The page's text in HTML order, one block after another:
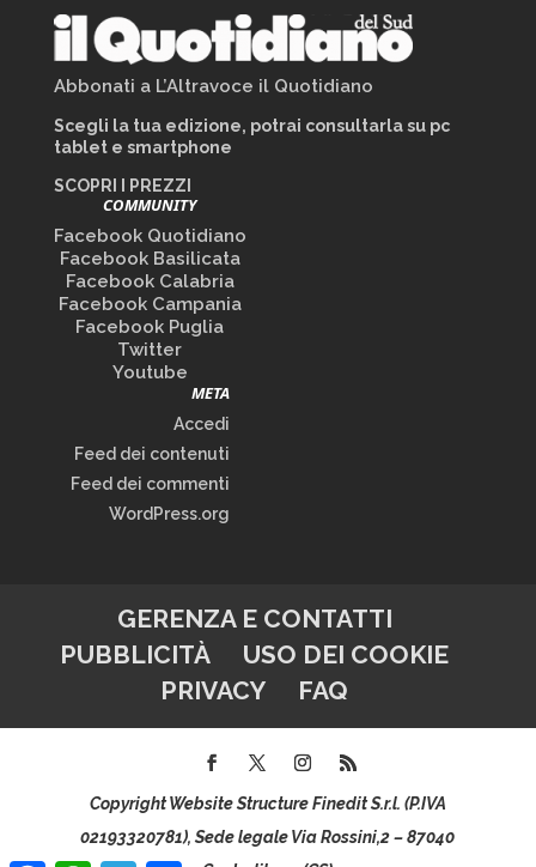
Abbonati a L’Altravoce il Quotidiano
Scegli la tua edizione, potrai consultarla su pc
tablet e smartphone
SCOPRI I PREZZI
COMMUNITY
Facebook Quotidiano
Facebook Basilicata
Facebook Calabria
Facebook Campania
Facebook Puglia
Twitter
Youtube
META
Accedi
Feed dei contenuti
Feed dei commenti
WordPress.org
GERENZA E CONTATTI
PUBBLICITÀ
USO DEI COOKIE
PRIVACY
FAQ
Copyright Website Structure Finedit S.r.l. (P.IVA
02193320781), Sede legale Via Rossini,2 – 87040